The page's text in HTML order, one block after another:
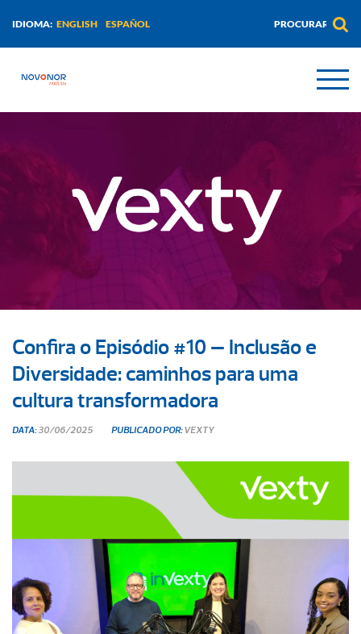
IDIOMA: ENGLISH ESPAÑOL
Confira o Episódio #10 – Inclusão e
Diversidade: caminhos para uma
cultura transformadora
DATA:30/06/2025 PUBLICADO POR:VEXTY